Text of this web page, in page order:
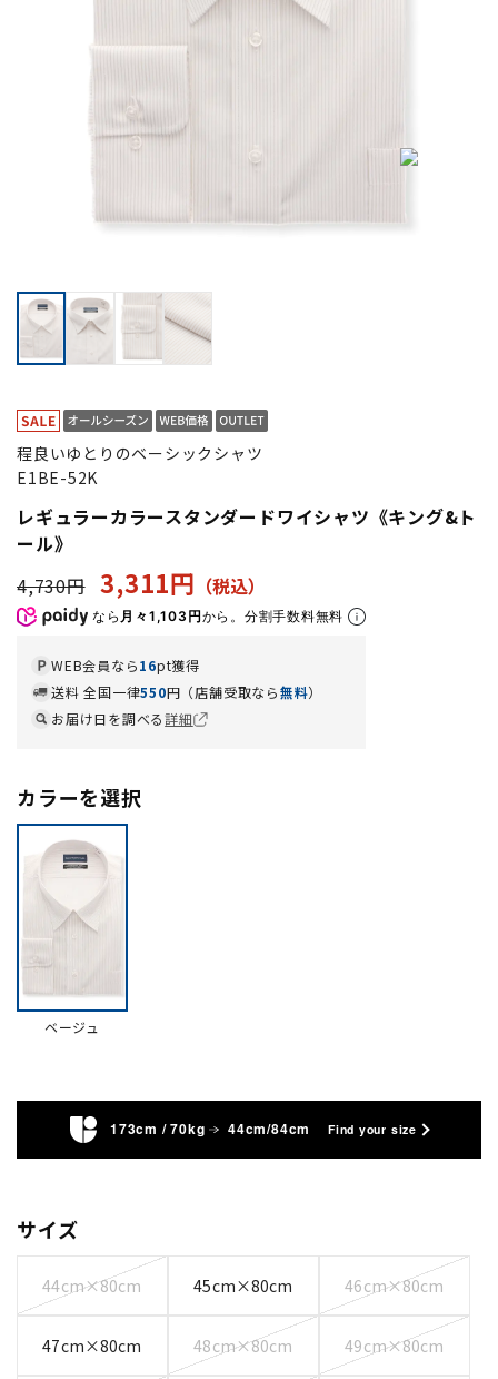
程良いゆとりのベーシックシャツ
E1BE-52K
レギュラーカラースタンダードワイシャツ《キング&ト
ール》
4,730円 3,311円
なら 月々1,103円から。分割手数料無料
WEB会員なら16pt獲得
送料 全国一律550円（店舗受取なら無料）
お届け日を調べる詳細
カラーを選択
ベージュ
173cm / 70kg 44cm/84cm Find your size
サイズ
44cm×80cm 45cm×80cm 46cm×80cm
47cm×80cm 48cm×80cm 49cm×80cm